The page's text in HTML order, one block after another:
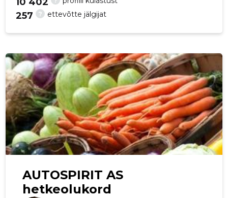
10 402
? ettevõtte jälgijat
257
AUTOSPIRIT AS
hetkeolukord